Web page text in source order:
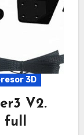
3D
V2.
full